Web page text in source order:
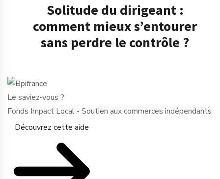
Solitude du dirigeant :
comment mieux s’entourer
sans perdre le contrôle ?
Le saviez-vous ?
Fonds Impact Local - Soutien aux commerces indépendants
Découvrez cette aide